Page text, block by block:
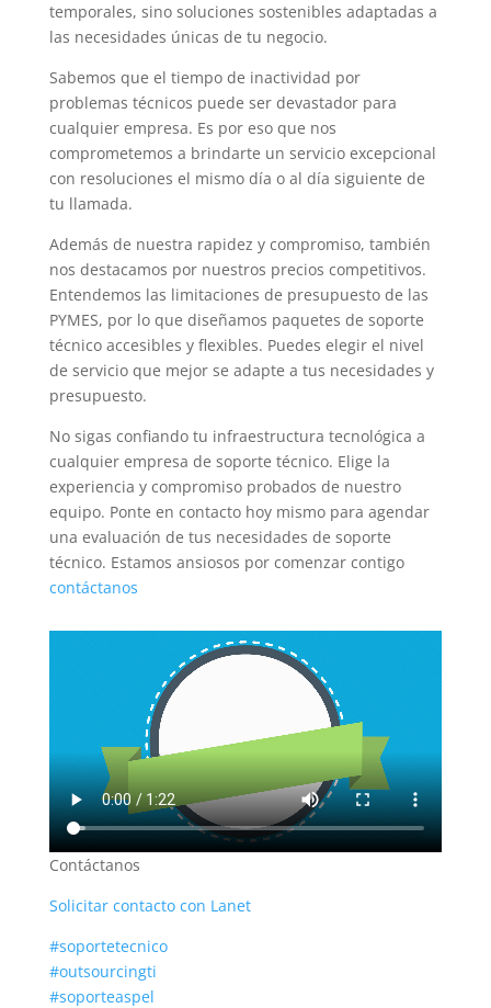
temporales, sino soluciones sostenibles adaptadas a
las necesidades únicas de tu negocio.
Sabemos que el tiempo de inactividad por
problemas técnicos puede ser devastador para
cualquier empresa. Es por eso que nos
comprometemos a brindarte un servicio excepcional
con resoluciones el mismo día o al día siguiente de
tu llamada.
Además de nuestra rapidez y compromiso, también
nos destacamos por nuestros precios competitivos.
Entendemos las limitaciones de presupuesto de las
PYMES, por lo que diseñamos paquetes de soporte
técnico accesibles y flexibles. Puedes elegir el nivel
de servicio que mejor se adapte a tus necesidades y
presupuesto.
No sigas confiando tu infraestructura tecnológica a
cualquier empresa de soporte técnico. Elige la
experiencia y compromiso probados de nuestro
equipo. Ponte en contacto hoy mismo para agendar
una evaluación de tus necesidades de soporte
técnico. Estamos ansiosos por comenzar contigo
contáctanos
Contáctanos
Solicitar contacto con Lanet
#soportetecnico
#outsourcingti
#soporteaspel